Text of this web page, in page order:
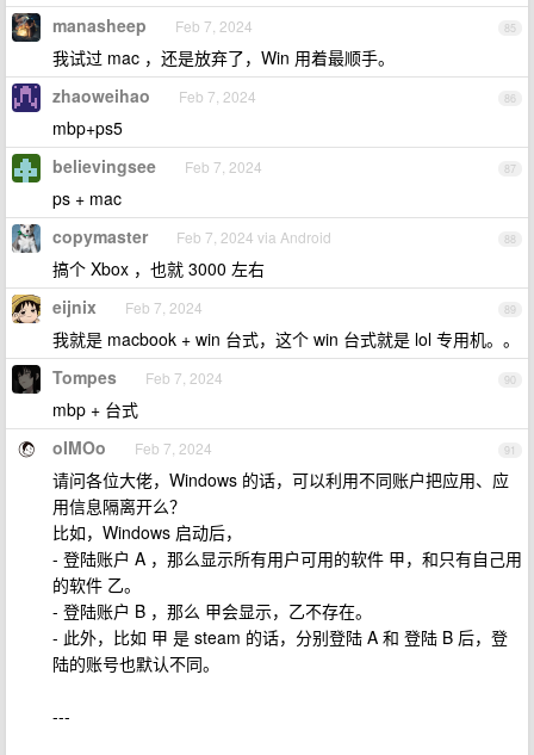
85
manasheep Feb 7, 2024
我试过 mac ，还是放弃了，Win 用着最顺手。
86
zhaoweihao Feb 7, 2024
mbp+ps5
87
believingsee Feb 7, 2024
ps + mac
88
copymaster Feb 7, 2024 via Android
搞个 Xbox ，也就 3000 左右
89
eijnix Feb 7, 2024
我就是 macbook + win 台式，这个 win 台式就是 lol 专用机。。
90
Tompes Feb 7, 2024
mbp + 台式
91
oIMOo Feb 7, 2024
请问各位大佬，Windows 的话，可以利用不同账户把应用、应
用信息隔离开么？
比如，Windows 启动后，
- 登陆账户 A ，那么显示所有用户可用的软件 甲，和只有自己用
的软件 乙。
- 登陆账户 B ，那么 甲会显示，乙不存在。
- 此外，比如 甲 是 steam 的话，分别登陆 A 和 登陆 B 后，登
陆的账号也默认不同。
---